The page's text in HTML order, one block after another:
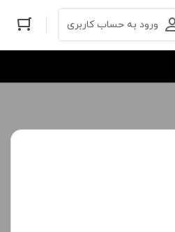
ورود به حساب کاربری